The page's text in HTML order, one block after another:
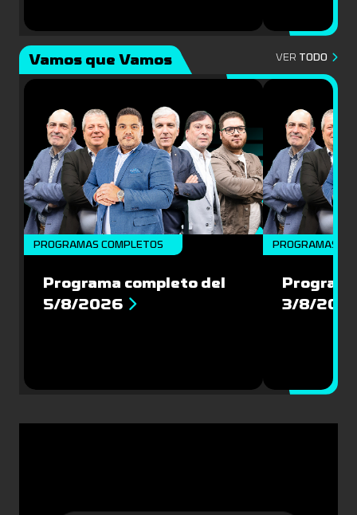
Vamos que Vamos VER TODO
PROGRAMAS COMPLETOS
Programa completo del
5/8/2026
PROGRAMAS
3/8/